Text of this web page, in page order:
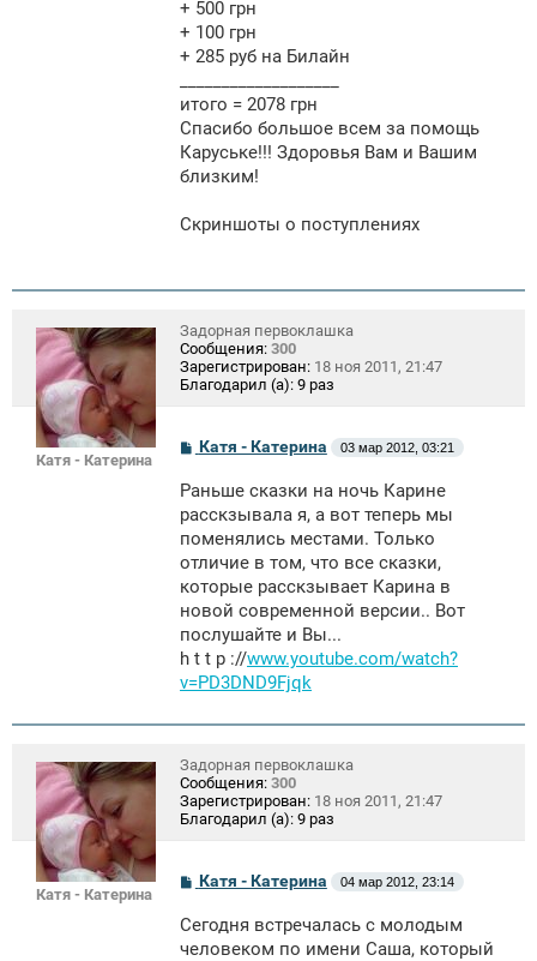
+ 500 грн
+ 100 грн
+ 285 руб на Билайн
итого = 2078 грн
Спасибо большое всем за помощь
Каруське!!! Здоровья Вам и Вашим
близким!
Скриншоты о поступлениях
Катя - Катерина
Задорная первоклашка
Сообщения: 300
Зарегистрирован: 18 ноя 2011, 21:47
Благодарил (а): 9 раз
С
б
щ
н
и
Катя - Катерина 03 мар 2012, 03:21
Раньше сказки на ночь Карине
расскзывала я, а вот теперь мы
поменялись местами. Только
отличие в том, что все сказки,
которые расскзывает Карина в
новой современной версии.. Вот
послушайте и Вы...
h t t p ://www.youtube.com/watch?
v=PD3DND9Fjqk
Катя - Катерина
Задорная первоклашка
Сообщения: 300
Зарегистрирован: 18 ноя 2011, 21:47
Благодарил (а): 9 раз
С
б
щ
Катя - Катерина 04 мар 2012, 23:14
Сегодня встречалась с молодым
человеком по имени Саша, который